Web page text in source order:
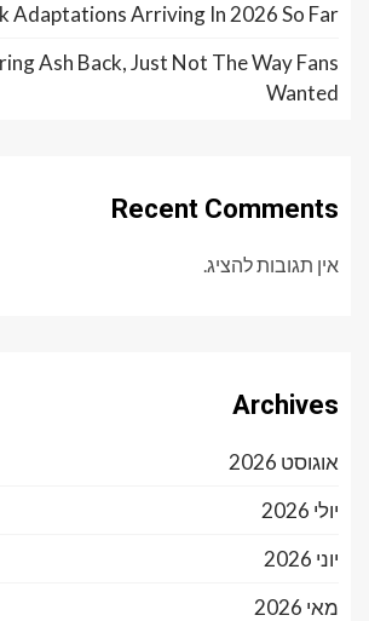
Adaptations Arriving In 2026 So Far
Ash Back, Just Not The Way Fans
Wanted
Recent Comments
אין תגובות להציג.
Archives
אוגוסט 2026
יולי 2026
יוני 2026
מאי 2026